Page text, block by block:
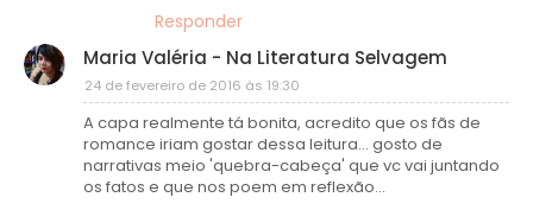
Responder
Maria Valéria - Na Literatura Selvagem
24 de fevereiro de 2016 às 19:30
A capa realmente tá bonita, acredito que os fãs de
romance iriam gostar dessa leitura... gosto de
narrativas meio 'quebra-cabeça' que vc vai juntando
os fatos e que nos poem em reflexão...